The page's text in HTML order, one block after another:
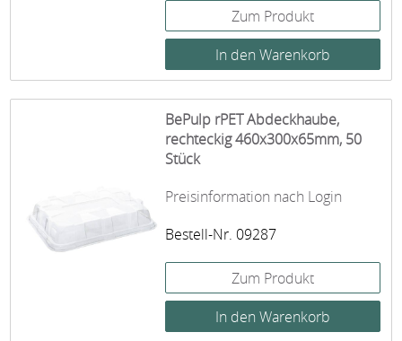
Zum Produkt
BePulp rPET Abdeckhaube,
rechteckig 460x300x65mm, 50
Stück
Preisinformation nach Login
Bestell-Nr. 09287
Zum Produkt